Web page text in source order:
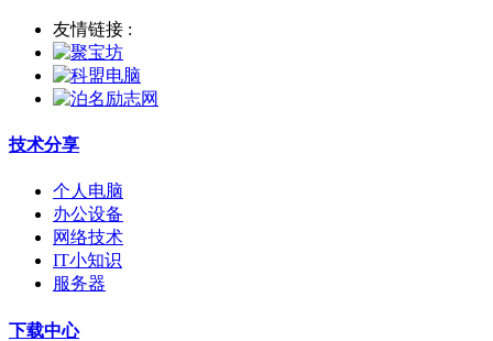
友情链接 :
技术分享
个人电脑
办公设备
网络技术
IT小知识
服务器
下载中心